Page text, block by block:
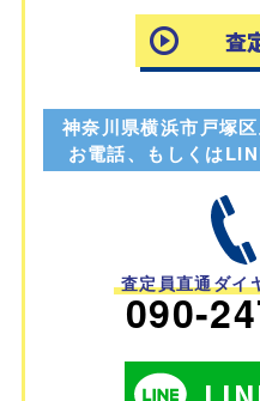
神奈川県横浜市戸塚
お電話、もしくは
査定員直通ダイ
090-